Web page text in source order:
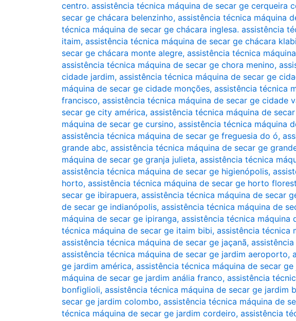
centro. assistência técnica máquina de secar ge cerqueira
secar ge chácara belenzinho, assistência técnica máquina
técnica máquina de secar ge chácara inglesa. assistência
itaim, assistência técnica máquina de secar ge chácara
secar ge chácara monte alegre, assistência técnica
assistência técnica máquina de secar ge chora menino,
cidade jardim, assistência técnica máquina de secar ge
máquina de secar ge cidade monções, assistência técnica
francisco, assistência técnica máquina de secar ge cidade
secar ge city américa, assistência técnica máquina de
máquina de secar ge cursino, assistência técnica máquina
assistência técnica máquina de secar ge freguesia do ó,
grande abc, assistência técnica máquina de secar ge
máquina de secar ge granja julieta, assistência técnica
assistência técnica máquina de secar ge higienópolis,
horto, assistência técnica máquina de secar ge horto
secar ge ibirapuera, assistência técnica máquina de secar
de secar ge indianópolis, assistência técnica máquina de
máquina de secar ge ipiranga, assistência técnica máquina
técnica máquina de secar ge itaim bibi, assistência técnica
assistência técnica máquina de secar ge jaçanã,
assistência técnica máquina de secar ge jardim aeroporto,
ge jardim américa, assistência técnica máquina de secar
máquina de secar ge jardim anália franco, assistência
bonfiglioli, assistência técnica máquina de secar ge jardim
secar ge jardim colombo, assistência técnica máquina de
técnica máquina de secar ge jardim cordeiro, assistência